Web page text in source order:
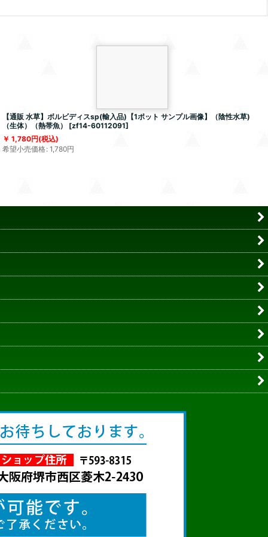
【通販 水草】ボルビディスsp(輸入品)【1ポット サンプル画像】（陰性水草)
（生体）（熱帯魚）
[zf14-60112091]
1,780円(税込)
希望小売価格: 1,780円